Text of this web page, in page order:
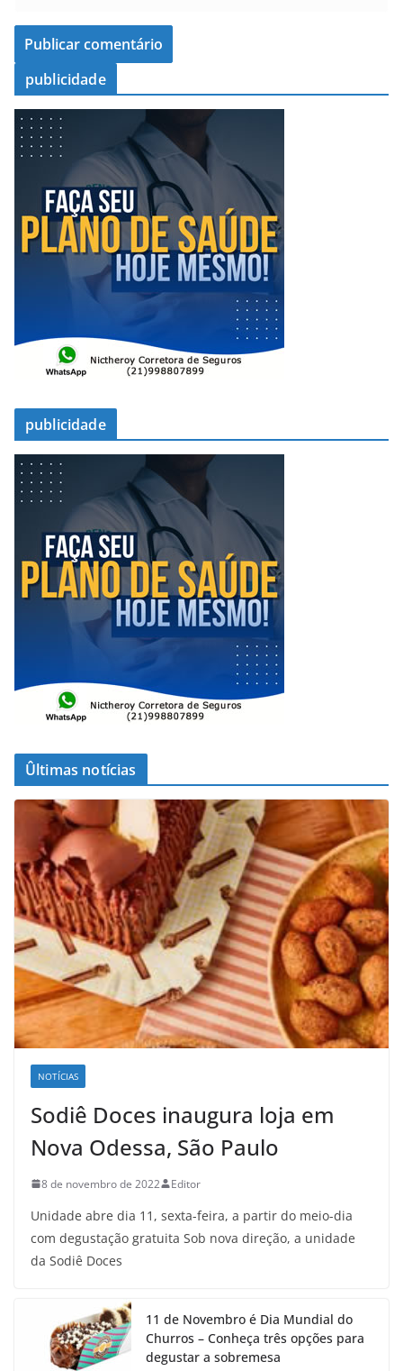
publicidade
publicidade
Ûltimas notícias
NOTÍCIAS
Sodiê Doces inaugura loja em
Nova Odessa, São Paulo
8 de novembro de 2022 Editor
Unidade abre dia 11, sexta-feira, a partir do meio-dia
com degustação gratuita Sob nova direção, a unidade
da Sodiê Doces
11 de Novembro é Dia Mundial do
Churros – Conheça três opções para
degustar a sobremesa